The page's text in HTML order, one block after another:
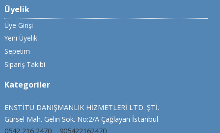
Üyelik
Üye Girişi
Yeni Üyelik
Sepetim
Sipariş Takibi
Kategoriler
ENSTİTÜ DANIŞMANLIK HİZMETLERİ LTD. ŞTİ.
Gürsel Mah. Gelin Sok. No:2/A Çağlayan İstanbul
0542 216 2470
905422162470